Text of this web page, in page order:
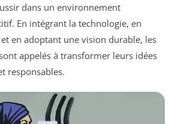
dans un environnement
En intégrant la technologie, en
en adoptant une vision durable, les
appelés à transformer leurs idées
responsables.